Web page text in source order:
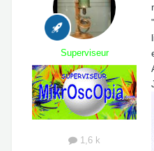
Superviseur
1,6 k